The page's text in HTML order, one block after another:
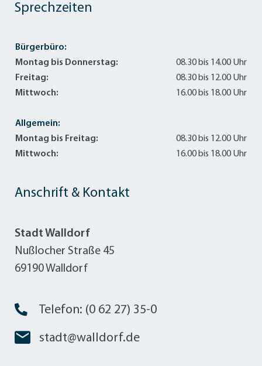
Anschrift & Kontakt
Stadt Walldorf
Nußlocher Straße 45
69190 Walldorf
Telefon: (0 62 27) 35-0
stadt@walldorf.de
Sprechzeiten
Bürgerbüro:
Montag bis Donnerstag:
08.30 bis 14.00 Uhr
Freitag:
08.30 bis 12.00 Uhr
Mittwoch:
16.00 bis 18.00 Uhr
Allgemein:
Montag bis Freitag:
08.30 bis 12.00 Uhr
Mittwoch:
16.00 bis 18.00 Uhr